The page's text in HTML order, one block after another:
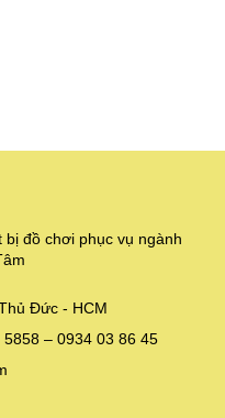
đồ chơi phục vụ ngành
Đức - HCM
– 0934 03 86 45